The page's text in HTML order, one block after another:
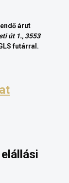
árut
út 1., 3553
futárral.